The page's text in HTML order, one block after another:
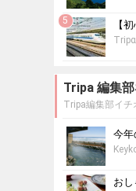
5
Tripa 編集
Tripa編集部イチ